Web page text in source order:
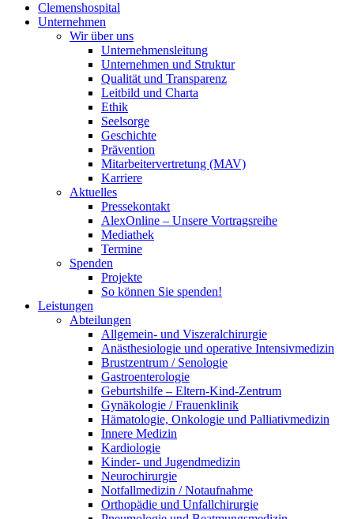
Clemenshospital
Unternehmen
Wir über uns
Unternehmensleitung
Unternehmen und Struktur
Qualität und Transparenz
Leitbild und Charta
Ethik
Seelsorge
Geschichte
Prävention
Mitarbeitervertretung (MAV)
Karriere
Aktuelles
Pressekontakt
AlexOnline – Unsere Vortragsreihe
Mediathek
Termine
Spenden
Projekte
So können Sie spenden!
Leistungen
Abteilungen
Allgemein- und Viszeralchirurgie
Anästhesiologie und operative Intensivmedizin
Brustzentrum / Senologie
Gastroenterologie
Geburtshilfe – Eltern-Kind-Zentrum
Gynäkologie / Frauenklinik
Hämatologie, Onkologie und Palliativmedizin
Innere Medizin
Kardiologie
Kinder- und Jugendmedizin
Neurochirurgie
Notfallmedizin / Notaufnahme
Orthopädie und Unfallchirurgie